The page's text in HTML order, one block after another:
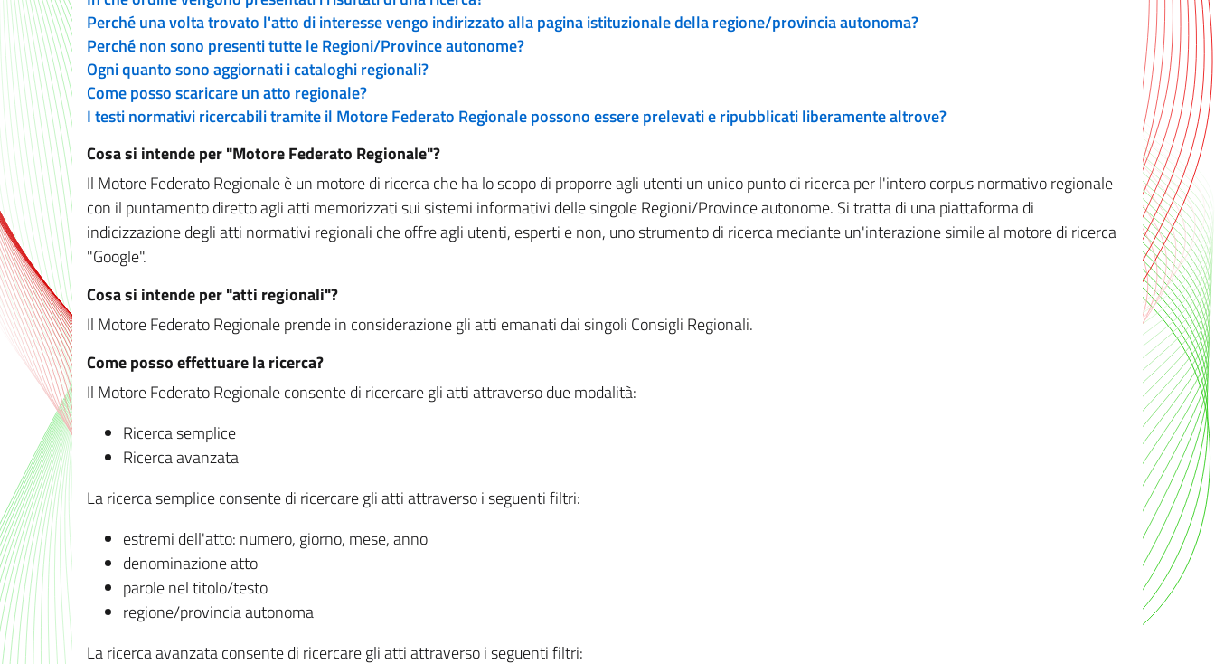
Perché una volta trovato l'atto di interesse vengo indirizzato alla pagina istituzionale della regione/provincia autonoma?
Perché non sono presenti tutte le Regioni/Province autonome?
Ogni quanto sono aggiornati i cataloghi regionali?
Come posso scaricare un atto regionale?
I testi normativi ricercabili tramite il Motore Federato Regionale possono essere prelevati e ripubblicati liberamente altrove?
Cosa si intende per "Motore Federato Regionale"?
Il Motore Federato Regionale è un motore di ricerca che ha lo scopo di proporre agli utenti un unico punto di ricerca per l'intero corpus normativo regionale
con il puntamento diretto agli atti memorizzati sui sistemi informativi delle singole Regioni/Province autonome. Si tratta di una piattaforma di
indicizzazione degli atti normativi regionali che offre agli utenti, esperti e non, uno strumento di ricerca mediante un'interazione simile al motore di ricerca
"Google".
Cosa si intende per "atti regionali"?
Il Motore Federato Regionale prende in considerazione gli atti emanati dai singoli Consigli Regionali.
Come posso effettuare la ricerca?
Il Motore Federato Regionale consente di ricercare gli atti attraverso due modalità:
Ricerca semplice
Ricerca avanzata
La ricerca semplice consente di ricercare gli atti attraverso i seguenti filtri:
estremi dell'atto: numero, giorno, mese, anno
denominazione atto
parole nel titolo/testo
regione/provincia autonoma
La ricerca avanzata consente di ricercare gli atti attraverso i seguenti filtri: